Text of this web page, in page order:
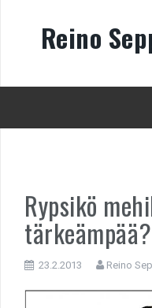
Reino
Rypsikö
tärkeämpää?
23.2.2013 Reino